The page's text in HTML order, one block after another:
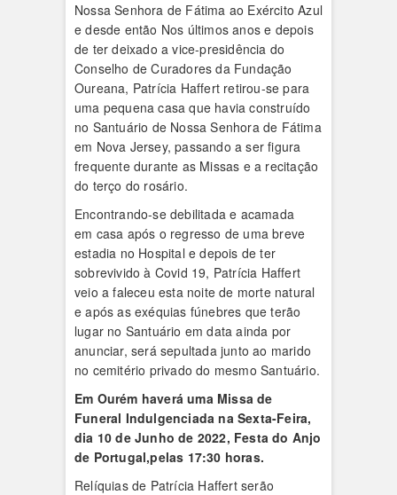
Nossa Senhora de Fátima ao Exército Azul
e desde então Nos últimos anos e depois
de ter deixado a vice-presidência do
Conselho de Curadores da Fundação
Oureana, Patrícia Haffert retirou-se para
uma pequena casa que havia construído
no Santuário de Nossa Senhora de Fátima
em Nova Jersey, passando a ser figura
frequente durante as Missas e a recitação
do terço do rosário.
Encontrando-se debilitada e acamada
em casa após o regresso de uma breve
estadia no Hospital e depois de ter
sobrevivido à Covid 19, Patrícia Haffert
veio a faleceu esta noite de morte natural
e após as exéquias fúnebres que terão
lugar no Santuário em data ainda por
anunciar, será sepultada junto ao marido
no cemitério privado do mesmo Santuário.
Em Ourém haverá uma Missa de
Funeral Indulgenciada na Sexta-Feira,
dia 10 de Junho de 2022, Festa do Anjo
de Portugal,pelas 17:30 horas.
Relíquias de Patrícia Haffert serão